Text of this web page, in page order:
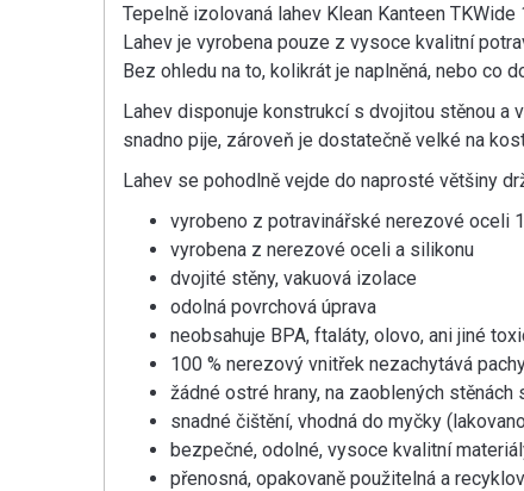
Tepelně izolovaná lahev Klean Kanteen
Lahev je vyrobena pouze z vysoce kvalitní
Bez ohledu na to, kolikrát je naplněná, nebo co
Lahev disponuje konstrukcí s dvojitou stěnou a
snadno pije, zároveň je dostatečně velké na
Lahev se pohodlně vejde do naprosté většiny
vyrobeno z potravinářské nerezové oceli
vyrobena z nerezové oceli a silikonu
dvojité stěny, vakuová izolace
odolná povrchová úprava
neobsahuje BPA, ftaláty, olovo, ani jiné
100 % nerezový vnitřek nezachytává
žádné ostré hrany, na zaoblených
snadné čištění, vhodná do myčky
bezpečné, odolné, vysoce kvalitní
přenosná, opakovaně použitelná a